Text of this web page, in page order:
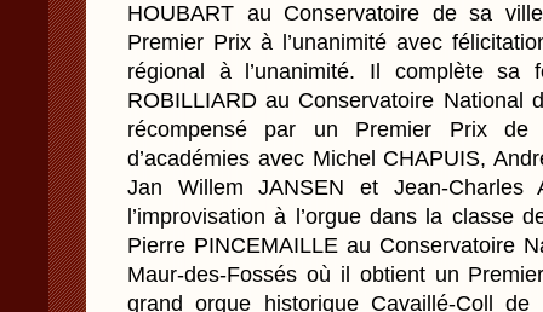
HOUBART au Conservatoire de sa
Premier Prix à l’unanimité avec
régional à l’unanimité. Il complète sa
ROBILLIARD au Conservatoire National
récompensé par un Premier Prix de
d’académies avec Michel CHAPUIS,
Jan Willem JANSEN et Jean-Charles
l’improvisation à l’orgue dans la classe
Pierre PINCEMAILLE au Conservatoire
Maur-des-Fossés où il obtient un
grand orgue historique Cavaillé-Coll de